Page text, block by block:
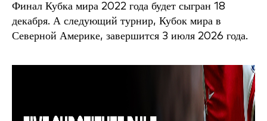
Финал Кубка мира 2022 года будет сыгран 18
декабря. А следующий турнир, Кубок мира в
Северной Америке, завершится 3 июля 2026 года.